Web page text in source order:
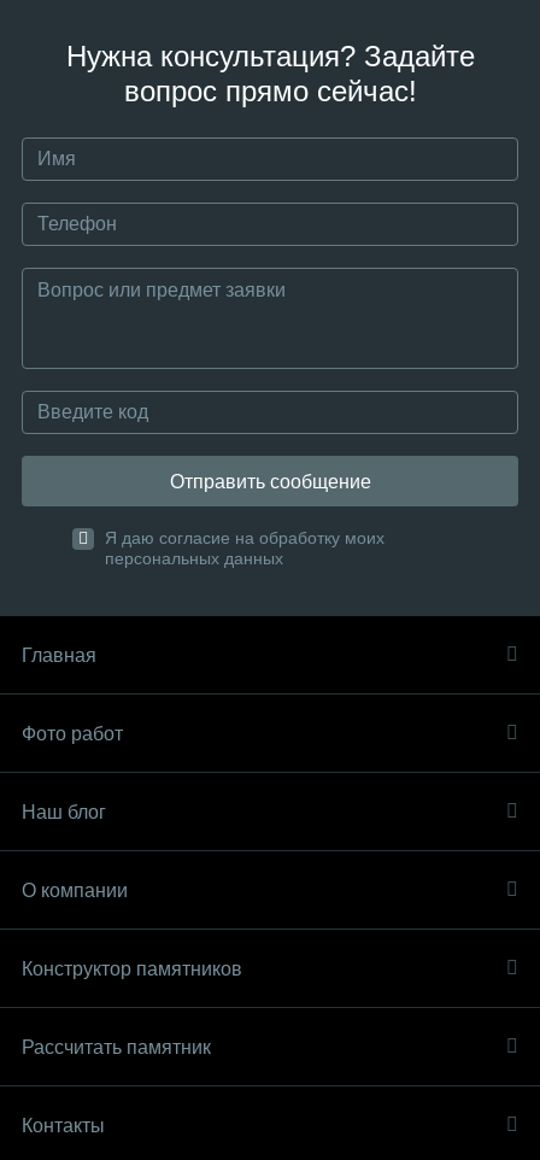
Нужна консультация? Задайте
вопрос прямо сейчас!
Отправить сообщение
Я даю согласие на обработку моих
персональных данных
Главная
Фото работ
Наш блог
О компании
Конструктор памятников
Рассчитать памятник
Контакты